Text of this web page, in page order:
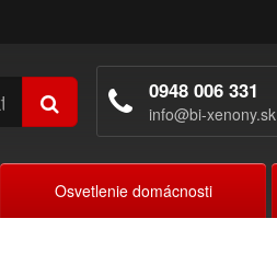
0948 006 331
info@bi-xenony.sk
Osvetlenie domácnosti